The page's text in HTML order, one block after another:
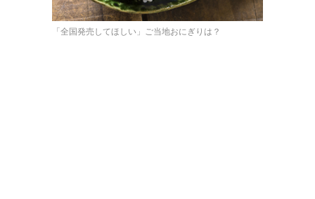
「全国発売してほしい」ご当地おにぎりは？